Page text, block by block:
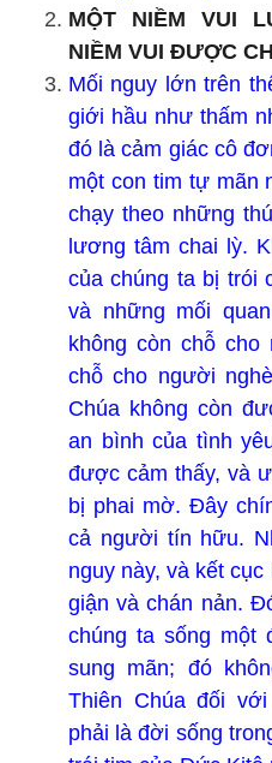
MỘT NIỀM VUI
NIỀM VUI ĐƯỢC
Mối nguy lớn trên
giới hầu như thấm
đó là cảm giác cô
một con tim tự mãn
chạy theo những
lương tâm chai lỳ.
của chúng ta bị trói
và những mối
không còn chỗ cho
chỗ cho người
Chúa không còn
an bình của tình
được cảm thấy, và
bị phai mờ. Đây
cả người tín hữu.
nguy này, và kết
giận và chán nản.
chúng ta sống một
sung mãn; đó
Thiên Chúa đối
phải là đời sống